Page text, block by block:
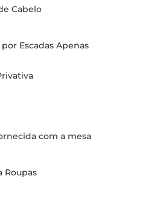
Cabelo
Escadas Apenas
com a mesa
Roupas